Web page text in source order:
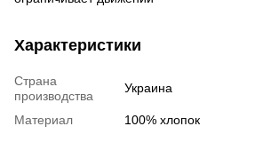
Характеристики
Страна
производства
Украина
Материал 100% хлопок